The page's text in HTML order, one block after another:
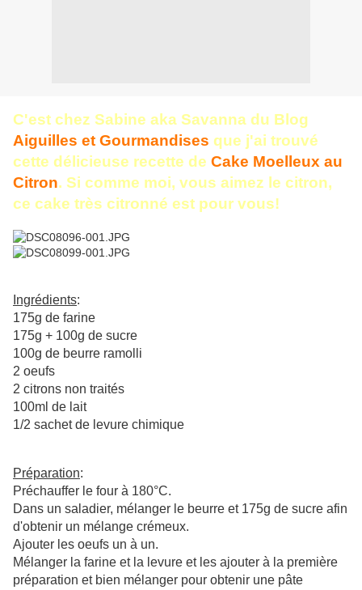
C'est chez Sabine aka Savanna du Blog
Aiguilles et Gourmandises que j'ai trouvé
cette délicieuse recette de Cake Moelleux au
Citron. Si comme moi, vous aimez le citron,
ce cake très citronné est pour vous!
Ingrédients:
175g de farine
175g + 100g de sucre
100g de beurre ramolli
2 oeufs
2 citrons non traités
100ml de lait
1/2 sachet de levure chimique
Préparation:
Préchauffer le four à 180°C.
Dans un saladier, mélanger le beurre et 175g de sucre afin
d'obtenir un mélange crémeux.
Ajouter les oeufs un à un.
Mélanger la farine et la levure et les ajouter à la première
préparation et bien mélanger pour obtenir une pâte